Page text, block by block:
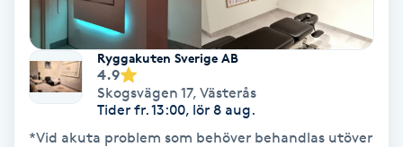
Restorative Yoga
Rosacea
Rosenmetoden
Ryggakuten Sverige AB
4.9
Skogsvägen 17, Västerås
Tider fr. 13:00, lör 8 aug.
*Vid akuta problem som behöver behandlas utöver